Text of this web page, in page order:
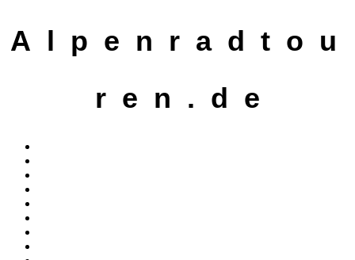
A l p e n r a d t o u
r e n . d e